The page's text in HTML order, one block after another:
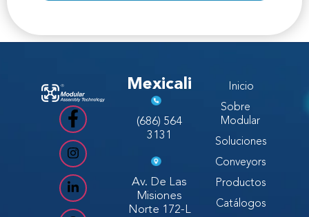
Mexicali
(686) 564
3131
Av. De Las
Misiones
Norte 172-L
Inicio
Sobre
Modular
Soluciones
Conveyors
Productos
Catálogos